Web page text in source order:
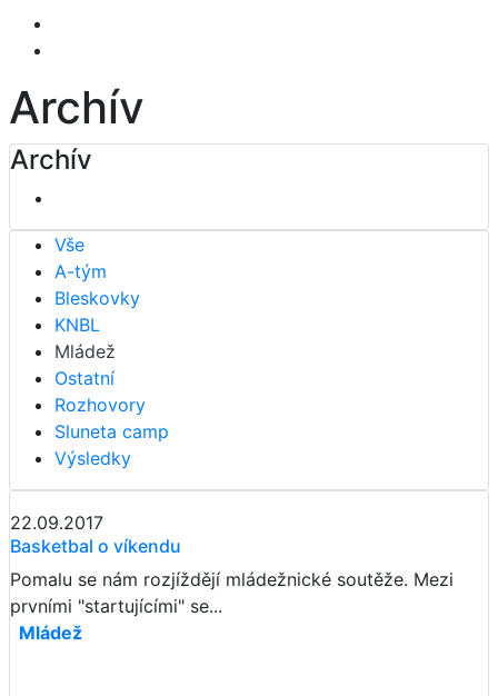
Archív
Archív
Vše
A-tým
Bleskovky
KNBL
Mládež
Ostatní
Rozhovory
Sluneta camp
Výsledky
22.09.2017
Basketbal o víkendu
Pomalu se nám rozjíždějí mládežnické soutěže. Mezi
prvními "startujícími" se...
Mládež